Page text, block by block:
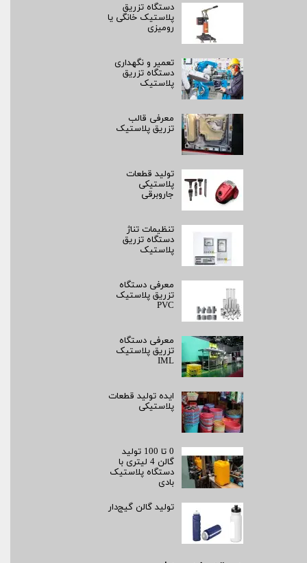
دستگاه تزریق
پلاستیک خانگی یا
رومیزی
تعمیر و نگهداری
دستگاه تزریق
پلاستیک
معرفی قالب
تزریق پلاستیک
تولید قطعات
پلاستیکی
جاروبرقی
تنظیمات تناژ
دستگاه تزریق
پلاستیک
معرفی دستگاه
تزریق پلاستیک
PVC
معرفی دستگاه
تزریق پلاستیک
IML
ایده تولید قطعات
پلاستیکی
0 تا 100 تولید
گالن 4 لیتری با
دستگاه پلاستیک
بادی
تولید گالن گیج‌دار